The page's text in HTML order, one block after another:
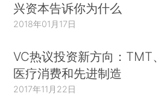
兴资本告诉你为什么
2018年01月17日
VC热议投资新方向：TMT、
医疗消费和先进制造
2017年11月22日